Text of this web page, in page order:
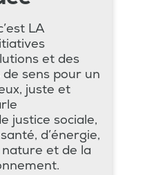
LA
et des
sens pour un
juste et
justice sociale,
d’énergie,
et de la